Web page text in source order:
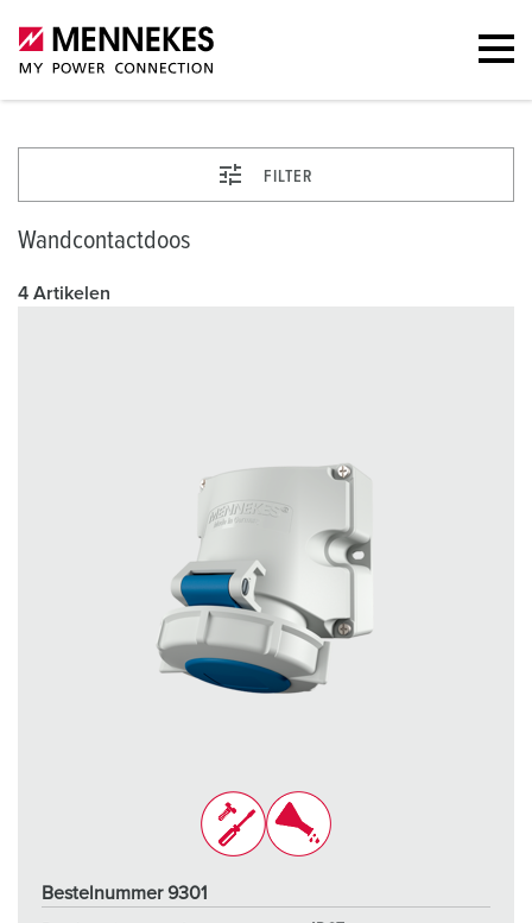
FILTER
Wandcontactdoos
4 Artikelen
Bestelnummer 9301